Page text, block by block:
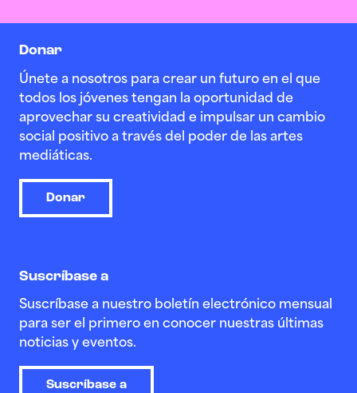
Donar
Únete a nosotros para crear un futuro en el que
todos los jóvenes tengan la oportunidad de
aprovechar su creatividad e impulsar un cambio
social positivo a través del poder de las artes
mediáticas.
Donar
Suscríbase a
Suscríbase a nuestro boletín electrónico mensual
para ser el primero en conocer nuestras últimas
noticias y eventos.
Suscríbase a